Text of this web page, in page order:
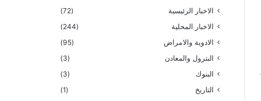
الاخبار الرئيسية
(72)
الاخبار المحلية
(244)
الادوية والامراض
(95)
البترول والمعادن
(3)
البنوك
(3)
التاريخ
(1)